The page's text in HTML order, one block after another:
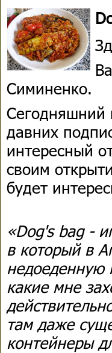
Симиненко.
Сегодняшний
давних
интересный
своим
будет
«Dog's bag -
в который в
недоеденную
какие мне
там даже
контейнеры